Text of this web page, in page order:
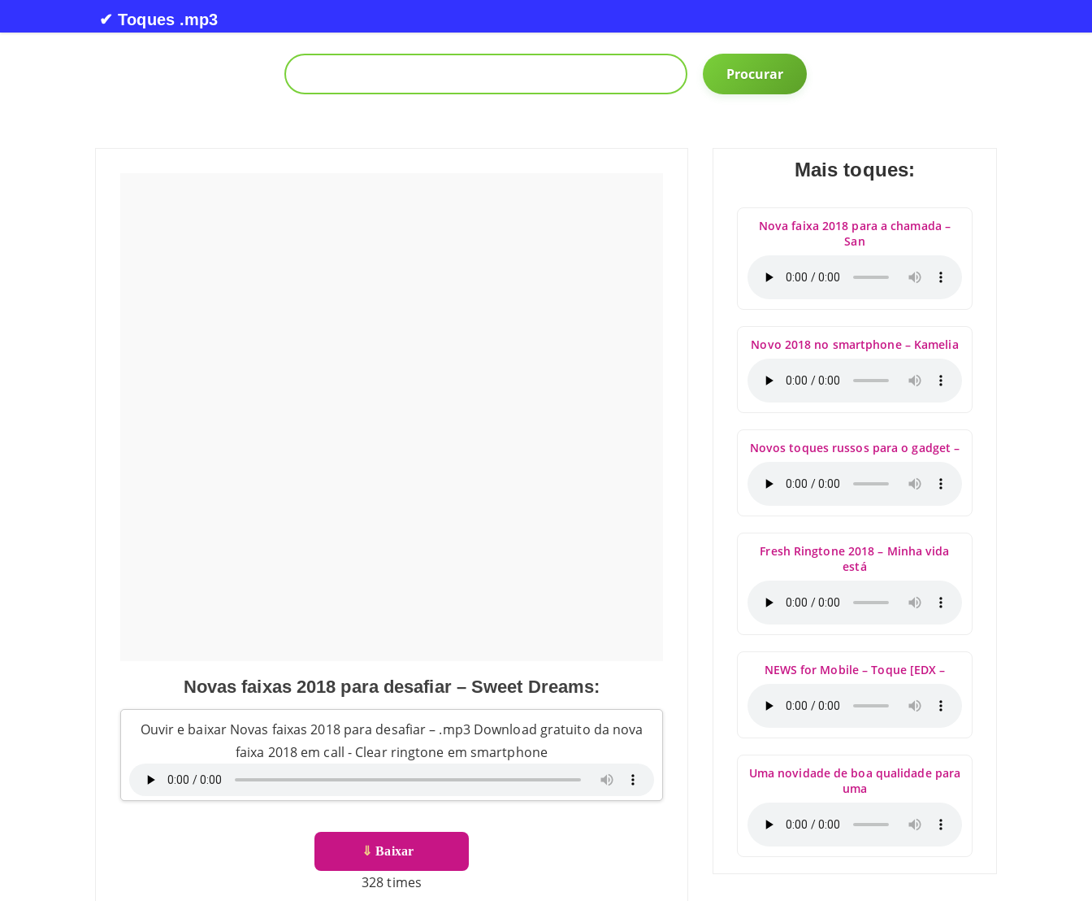
✔ Toques .mp3
Procurar
Novas faixas 2018 para desafiar – Sweet Dreams:
Ouvir e baixar Novas faixas 2018 para desafiar – .mp3 Download gratuito da nova
faixa 2018 em call - Clear ringtone em smartphone
⇓ Baixar
328 times
Mais toques:
Nova faixa 2018 para a chamada –
San
Novo 2018 no smartphone – Kamelia
Novos toques russos para o gadget –
Fresh Ringtone 2018 – Minha vida
está
NEWS for Mobile – Toque [EDX –
Uma novidade de boa qualidade para
uma